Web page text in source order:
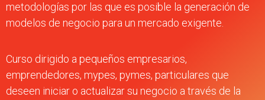
metodologías por las que es posible la generación de
modelos de negocio para un mercado exigente.
Curso dirigido a pequeños empresarios,
emprendedores, mypes, pymes, particulares que
deseen iniciar o actualizar su negocio a través de la